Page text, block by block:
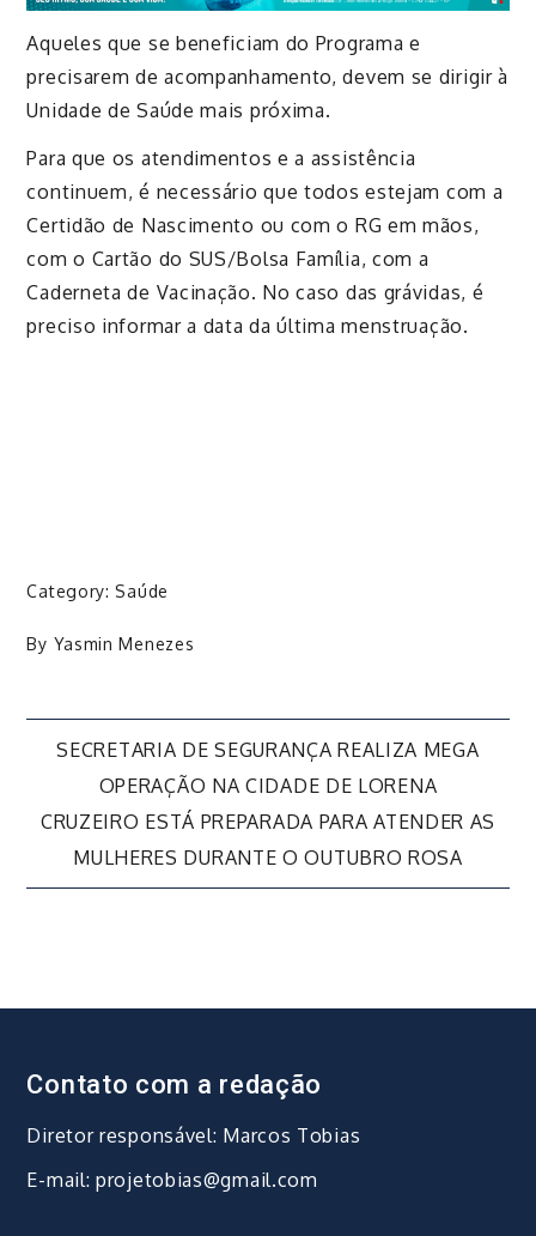
Aqueles que se beneficiam do Programa e
precisarem de acompanhamento, devem se dirigir à
Unidade de Saúde mais próxima.
Para que os atendimentos e a assistência
continuem, é necessário que todos estejam com a
Certidão de Nascimento ou com o RG em mãos,
com o Cartão do SUS/Bolsa Família, com a
Caderneta de Vacinação. No caso das grávidas, é
preciso informar a data da última menstruação.
Category: Saúde
By Yasmin Menezes
Navegação
de
Post
SECRETARIA DE SEGURANÇA REALIZA MEGA
OPERAÇÃO NA CIDADE DE LORENA
CRUZEIRO ESTÁ PREPARADA PARA ATENDER AS
MULHERES DURANTE O OUTUBRO ROSA
Contato com a redação
Diretor responsável: Marcos Tobias
E-mail: projetobias@gmail.com